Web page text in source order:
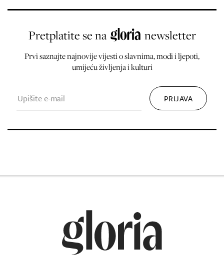
Pretplatite se na newsletter
Prvi saznajte najnovije vijesti o slavnima, modi i ljepoti,
umijeću življenja i kulturi